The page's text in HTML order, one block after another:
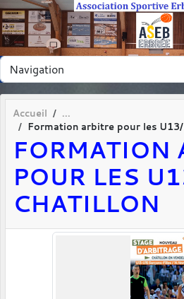
Accueil
Formation arbitre pour les
FORMATION
POUR LES
CHATILLON
Panneau de gestion des cookies